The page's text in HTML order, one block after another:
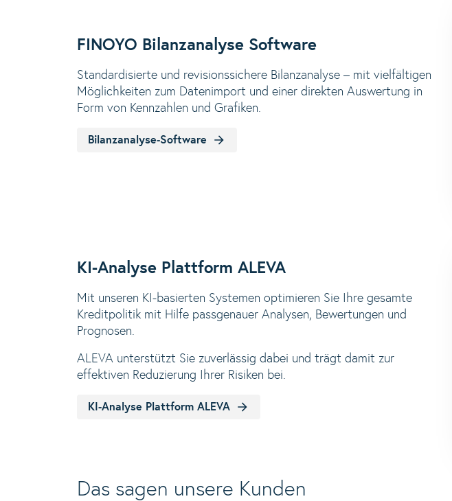
FINOYO Bilanzanalyse Software
Standardisierte und revisionssichere Bilanzanalyse – mit vielfältigen
Möglichkeiten zum Datenimport und einer direkten Auswertung in
Form von Kennzahlen und Grafiken.
Bilanzanalyse-Software
KI-Analyse Plattform ALEVA
Mit unseren KI-basierten Systemen optimieren Sie Ihre gesamte
Kreditpolitik mit Hilfe passgenauer Analysen, Bewertungen und
Prognosen.
ALEVA unterstützt Sie zuverlässig dabei und trägt damit zur
effektiven Reduzierung Ihrer Risiken bei.
KI-Analyse Plattform ALEVA
Das sagen unsere Kunden